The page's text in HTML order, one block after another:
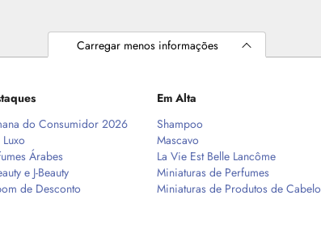
Carregar menos informações
do Consumidor 2026
Árabes
e J-Beauty
de Desconto
Em Alta
Shampoo
Mascavo
La Vie Est Belle Lancôme
Miniaturas de Perfumes
Miniaturas de Produtos de Cabelo